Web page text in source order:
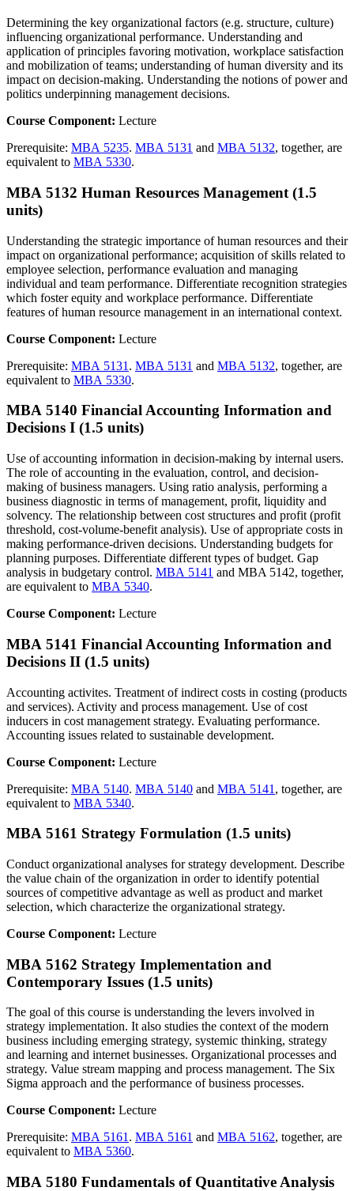
Determining the key organizational factors (e.g. structure, culture)
influencing organizational performance. Understanding and
application of principles favoring motivation, workplace satisfaction
and mobilization of teams; understanding of human diversity and its
impact on decision-making. Understanding the notions of power and
politics underpinning management decisions.
Course Component: Lecture
Prerequisite: MBA 5235. MBA 5131 and MBA 5132, together, are
equivalent to MBA 5330.
MBA 5132 Human Resources Management (1.5
units)
Understanding the strategic importance of human resources and their
impact on organizational performance; acquisition of skills related to
employee selection, performance evaluation and managing
individual and team performance. Differentiate recognition strategies
which foster equity and workplace performance. Differentiate
features of human resource management in an international context.
Course Component: Lecture
Prerequisite: MBA 5131 . MBA 5131 and MBA 5132, together, are
equivalent to MBA 5330.
MBA 5140 Financial Accounting Information and
Decisions I (1.5 units)
Use of accounting information in decision-making by internal users.
The role of accounting in the evaluation, control, and decision-
making of business managers. Using ratio analysis, performing a
business diagnostic in terms of management, profit, liquidity and
solvency. The relationship between cost structures and profit (profit
threshold, cost-volume-benefit analysis). Use of appropriate costs in
making performance-driven decisions. Understanding budgets for
planning purposes. Differentiate different types of budget. Gap
analysis in budgetary control. MBA 5141 and MBA 5142, together,
are equivalent to MBA 5340.
Course Component: Lecture
MBA 5141 Financial Accounting Information and
Decisions II (1.5 units)
Accounting activites. Treatment of indirect costs in costing (products
and services). Activity and process management. Use of cost
inducers in cost management strategy. Evaluating performance.
Accounting issues related to sustainable development.
Course Component: Lecture
Prerequisite: MBA 5140. MBA 5140 and MBA 5141 , together, are
equivalent to MBA 5340.
MBA 5161 Strategy Formulation (1.5 units)
Conduct organizational analyses for strategy development. Describe
the value chain of the organization in order to identify potential
sources of competitive advantage as well as product and market
selection, which characterize the organizational strategy.
Course Component: Lecture
MBA 5162 Strategy Implementation and
Contemporary Issues (1.5 units)
The goal of this course is understanding the levers involved in
strategy implementation. It also studies the context of the modern
business including emerging strategy, systemic thinking, strategy
and learning and internet businesses. Organizational processes and
strategy. Value stream mapping and process management. The Six
Sigma approach and the performance of business processes.
Course Component: Lecture
Prerequisite: MBA 5161 . MBA 5161 and MBA 5162, together, are
equivalent to MBA 5360.
MBA 5180 Fundamentals of Quantitative Analysis